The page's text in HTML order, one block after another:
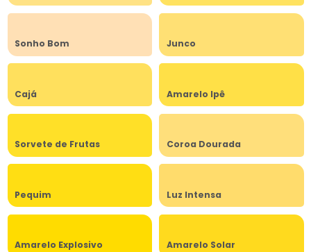
Sonho Bom Junco
Cajá Amarelo Ipê
Sorvete de Frutas Coroa Dourada
Pequim Luz Intensa
Amarelo Explosivo Amarelo Solar